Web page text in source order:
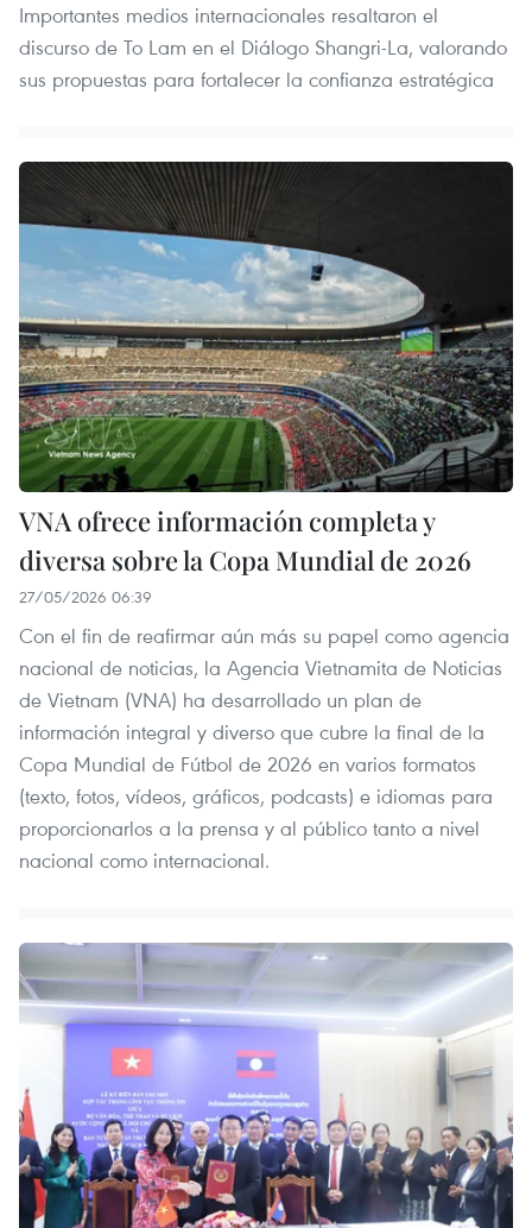
Importantes medios internacionales resaltaron el
discurso de To Lam en el Diálogo Shangri-La, valorando
sus propuestas para fortalecer la confianza estratégica
VNA ofrece información completa y
diversa sobre la Copa Mundial de 2026
27/05/2026 06:39
Con el fin de reafirmar aún más su papel como agencia
nacional de noticias, la Agencia Vietnamita de Noticias
de Vietnam (VNA) ha desarrollado un plan de
información integral y diverso que cubre la final de la
Copa Mundial de Fútbol de 2026 en varios formatos
(texto, fotos, vídeos, gráficos, podcasts) e idiomas para
proporcionarlos a la prensa y al público tanto a nivel
nacional como internacional.